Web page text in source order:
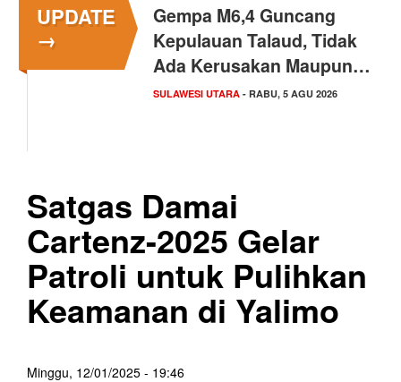
UPDATE
→
Gempa M6,4 Guncang
Kepulauan Talaud, Tidak
Ada Kerusakan Maupun…
SULAWESI UTARA - RABU, 5 AGU 2026
Satgas Damai
Cartenz-2025 Gelar
Patroli untuk Pulihkan
Keamanan di Yalimo
Minggu, 12/01/2025 - 19:46